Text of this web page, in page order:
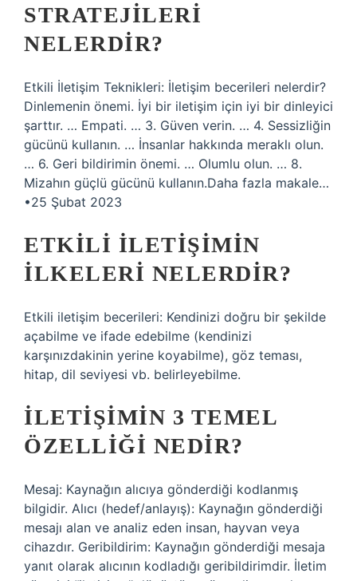
STRATEJILERI
NELERDIR?
Etkili İletişim Teknikleri: İletişim becerileri nelerdir?
Dinlemenin önemi. İyi bir iletişim için iyi bir dinleyici
şarttır. … Empati. … 3. Güven verin. … 4. Sessizliğin
gücünü kullanın. … İnsanlar hakkında meraklı olun.
… 6. Geri bildirimin önemi. … Olumlu olun. … 8.
Mizahın güçlü gücünü kullanın.Daha fazla makale…
•25 Şubat 2023
ETKILI ILETIŞIMIN
ILKELERI NELERDIR?
Etkili iletişim becerileri: Kendinizi doğru bir şekilde
açabilme ve ifade edebilme (kendinizi
karşınızdakinin yerine koyabilme), göz teması,
hitap, dil seviyesi vb. belirleyebilme.
İLETIŞIMIN 3 TEMEL
ÖZELLIĞI NEDIR?
Mesaj: Kaynağın alıcıya gönderdiği kodlanmış
bilgidir. Alıcı (hedef/anlayış): Kaynağın gönderdiği
mesajı alan ve analiz eden insan, hayvan veya
cihazdır. Geribildirim: Kaynağın gönderdiği mesaja
yanıt olarak alıcının kodladığı geribildirimdir. İletim